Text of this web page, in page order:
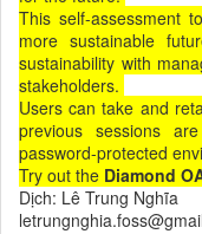
This self-assessment
more sustainable
sustainability with
stakeholders.
Users can take and
previous sessions
password-protected
Try out the Diamond
Dịch: Lê Trung Nghĩa